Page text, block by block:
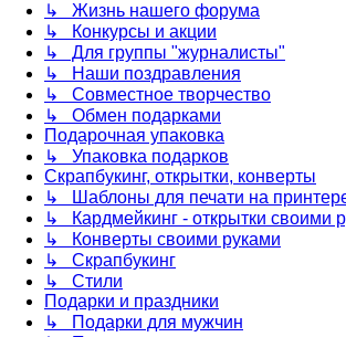
↳ Жизнь нашего форума
↳ Конкурсы и акции
↳ Для группы "журналисты"
↳ Наши поздравления
↳ Совместное творчество
↳ Обмен подарками
Подарочная упаковка
↳ Упаковка подарков
Скрапбукинг, открытки, конверты
↳ Шаблоны для печати на
↳ Кардмейкинг - открытки своими
↳ Конверты своими руками
↳ Скрапбукинг
↳ Стили
Подарки и праздники
↳ Подарки для мужчин